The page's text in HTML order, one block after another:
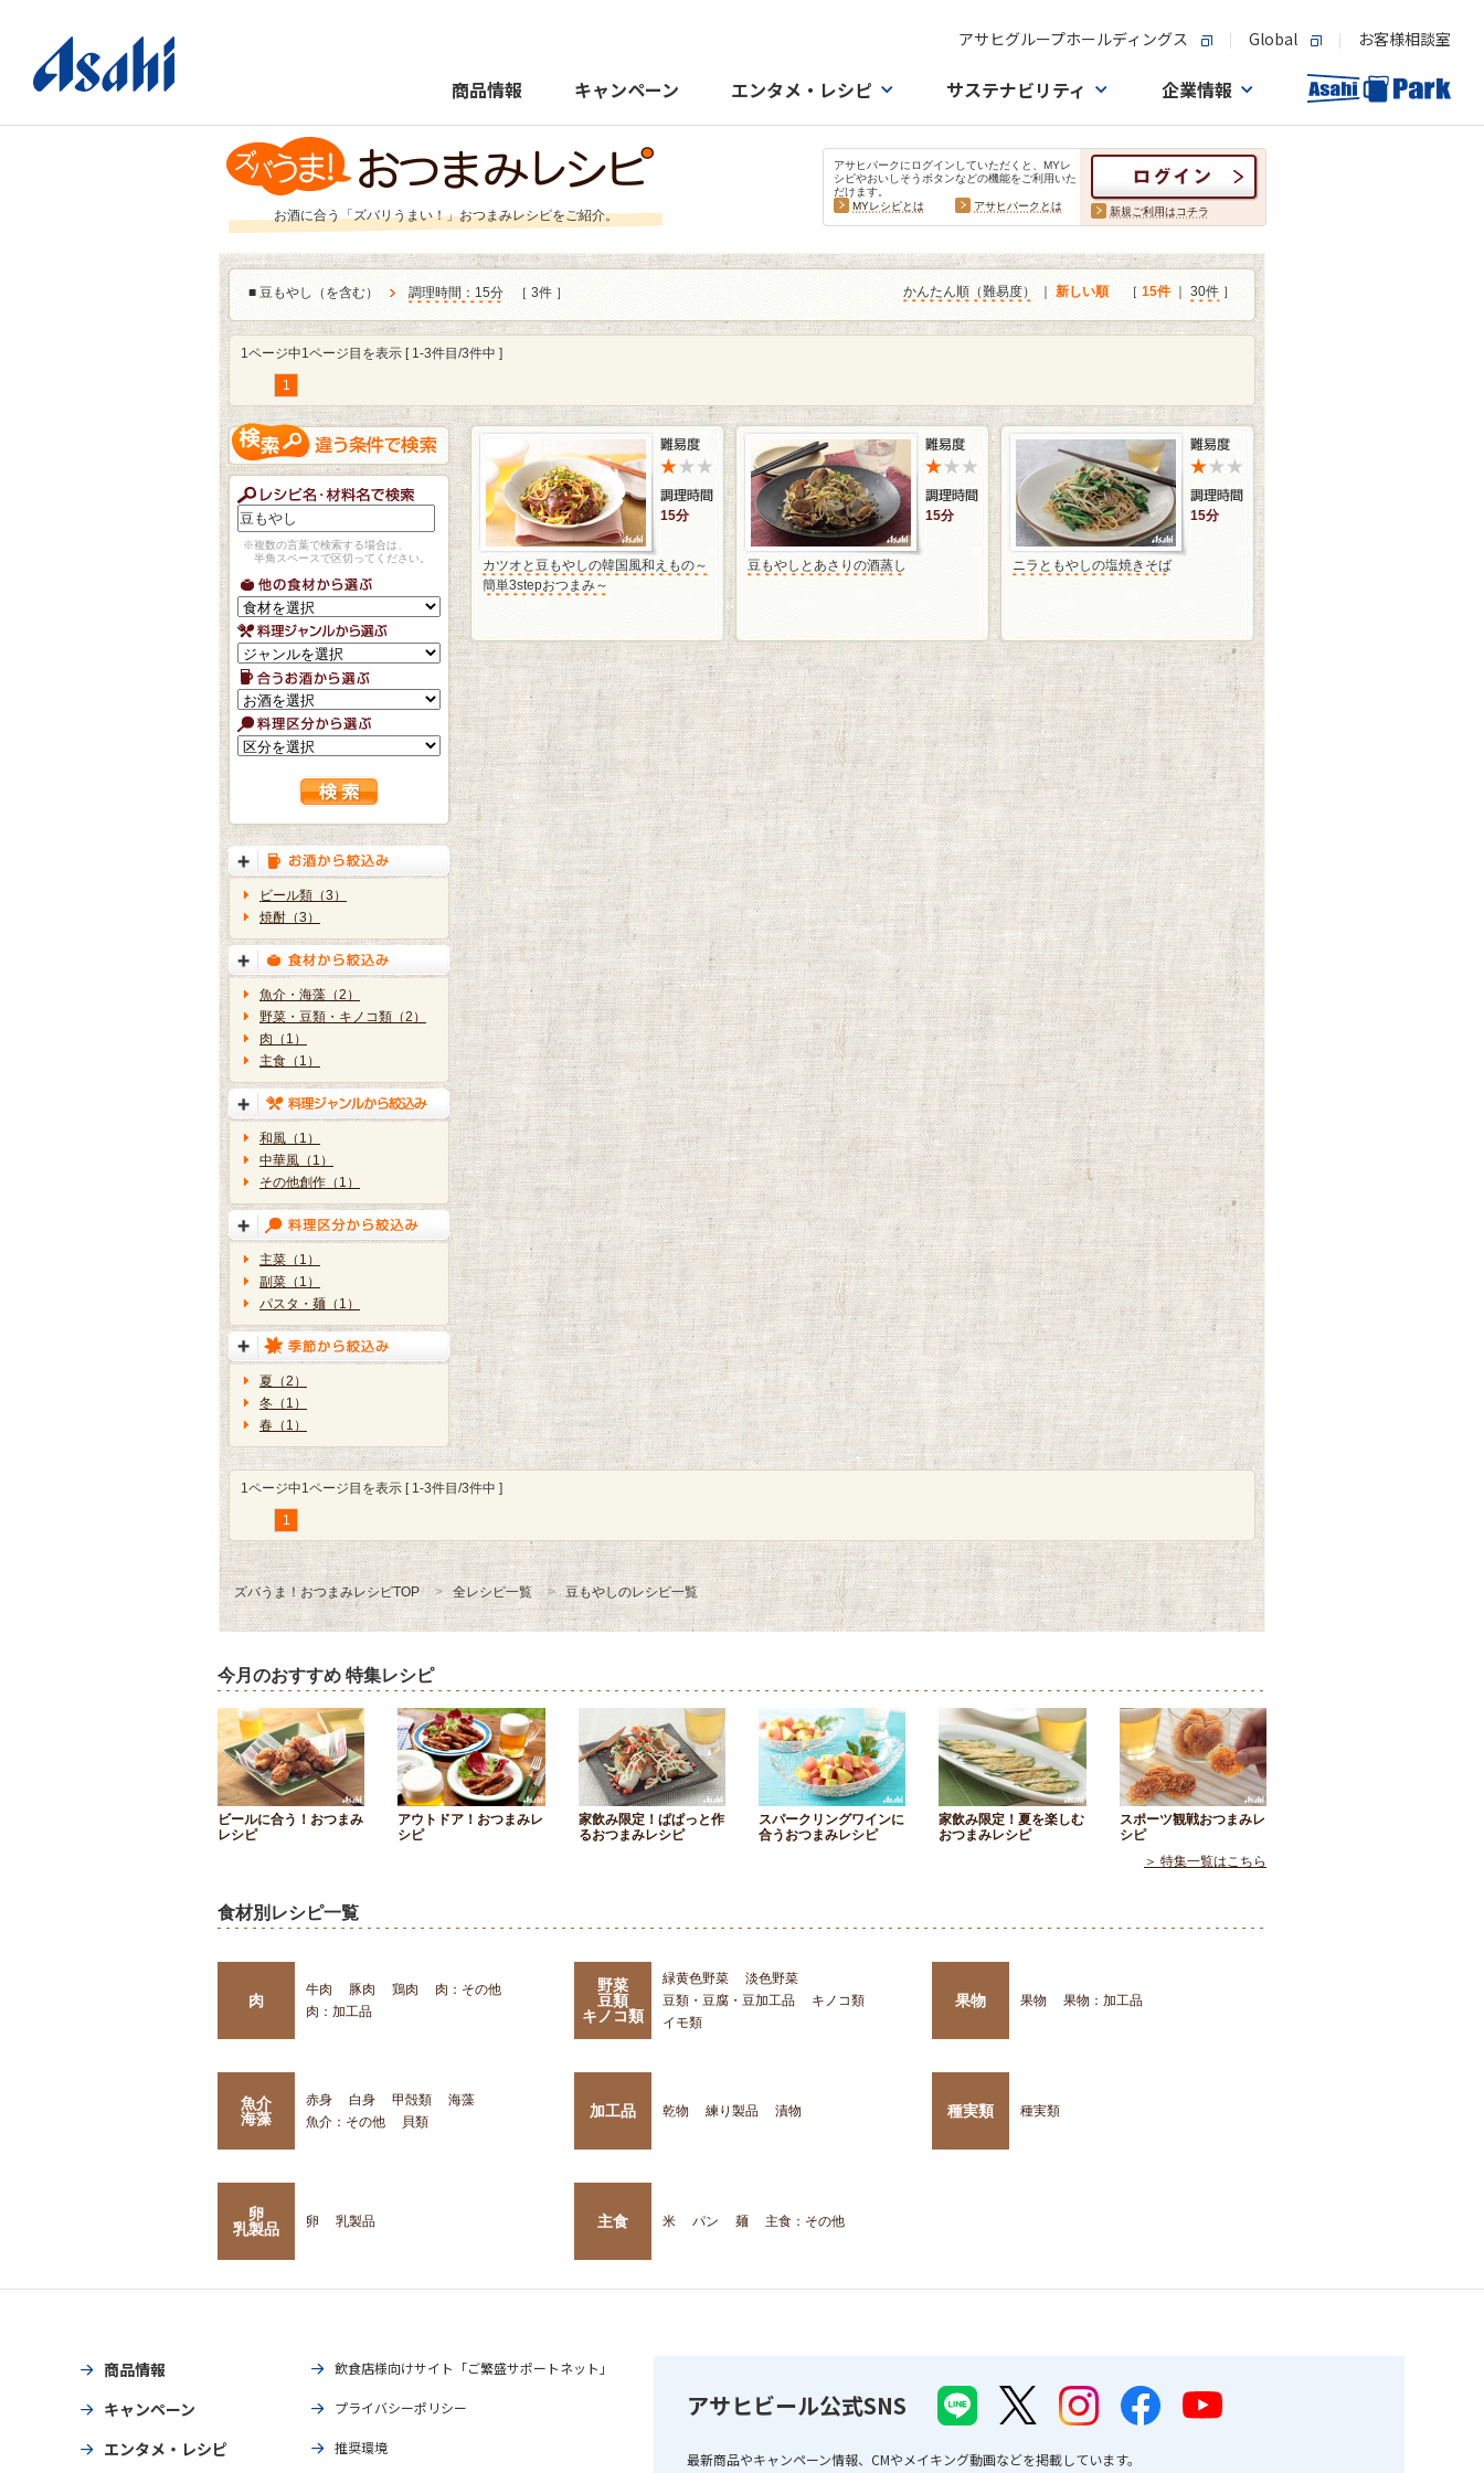
アサヒグループホールディングス Global お客様相談室
商品情報 キャンペーン エンタメ・レシピ サステナビリティ 企業情報
お酒に合う「ズバリうまい！」おつまみレシピをご紹介。
アサヒパークにログインしていただくと、MYレ
シピやおいしそうボタンなどの機能をご利用いた
だけます。
MYレシピとは
アサヒパークとは 新規ご利用はコチラ
■ 豆もやし（を含む） 調理時間：15分 ［ 3件 ］ かんたん順（難易度） 新しい順 ［ 15件｜ 30件 ］
1ページ中1ページ目を表示 [ 1-3件目/3件中 ]
1
※複数の言葉で検索する場合は、
半角スペースで区切ってください。
ビール類（3）
焼酎（3）
魚介・海藻（2）
野菜・豆類・キノコ類（2）
肉（1）
主食（1）
和風（1）
中華風（1）
その他創作（1）
主菜（1）
副菜（1）
パスタ・麺（1）
夏（2）
冬（1）
春（1）
15分
カツオと豆もやしの韓国風和えもの～
簡単3stepおつまみ～
15分
豆もやしとあさりの酒蒸し
15分
ニラともやしの塩焼きそば
1ページ中1ページ目を表示 [ 1-3件目/3件中 ]
1
ズバうま！おつまみレシピTOP 全レシピ一覧 豆もやしのレシピ一覧
今月のおすすめ 特集レシピ
ビールに合う！おつまみ
レシピ
アウトドア！おつまみレ
シピ
家飲み限定！ぱぱっと作
るおつまみレシピ
スパークリングワインに
合うおつまみレシピ
家飲み限定！夏を楽しむ
おつまみレシピ
スポーツ観戦おつまみレ
シピ
＞ 特集一覧はこちら
食材別レシピ一覧
肉
牛肉 豚肉 鶏肉
肉：その他
肉：加工品
野菜
豆類
キノコ類
緑黄色野菜
淡色野菜
豆類・豆腐・豆加工品
キノコ類
イモ類
果物 果物 果物：加工品
魚介
海藻
赤身 白身 甲殻類
海藻
魚介：その他
貝類
加工品 乾物 練り製品 漬物 種実類 種実類
卵
乳製品
卵 乳製品 主食 米 パン 麺 主食：その他
商品情報
キャンペーン
エンタメ・レシピ
飲食店様向けサイト「ご繁盛サポートネット」
プライバシーポリシー
推奨環境
アサヒビール公式SNS
最新商品やキャンペーン情報、CMやメイキング動画などを掲載しています。